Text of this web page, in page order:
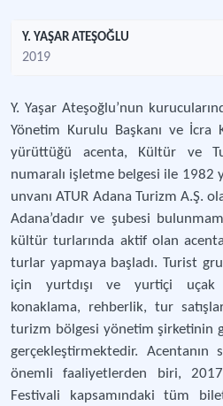
Y. YAŞAR ATEŞOĞLU
2019
Y. Yaşar Ateşoğlu’nun
Yönetim Kurulu Başkanı ve İcra
yürüttüğü acenta, Kültür ve
numaralı işletme belgesi ile 1982
unvanı ATUR Adana Turizm A.Ş.
Adana’dadır ve şubesi
kültür turlarında aktif olan
turlar yapmaya başladı. Turist
için yurtdışı ve yurtiçi
konaklama, rehberlik, tur
turizm bölgesi yönetim şirketinin
gerçekleştirmektedir. Acentanın
önemli faaliyetlerden biri,
Festivali kapsamındaki tüm